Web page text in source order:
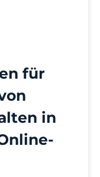
für
in